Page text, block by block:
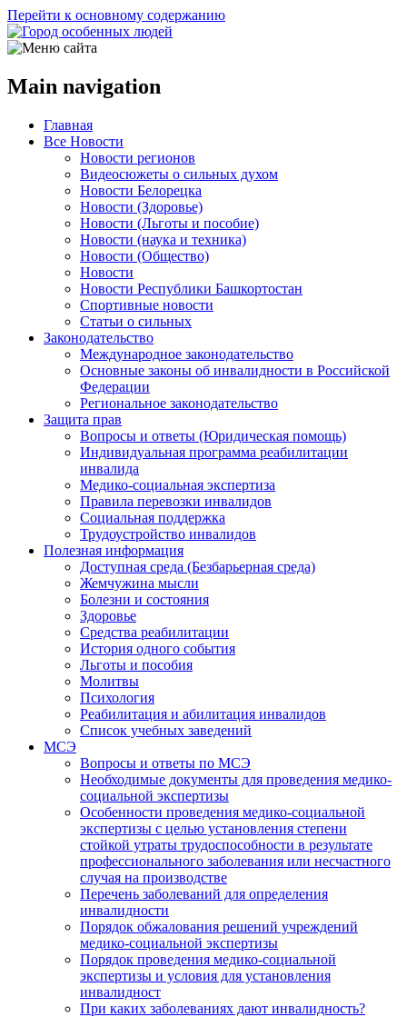
Перейти к основному содержанию
Main navigation
Главная
Все Новости
Новости регионов
Видеосюжеты о сильных духом
Новости Белорецка
Новости (Здоровье)
Новости (Льготы и пособие)
Новости (наука и техника)
Новости (Общество)
Новости
Новости Республики Башкортостан
Спортивные новости
Статьи о сильных
Законодательство
Международное законодательство
Основные законы об инвалидности в Российской
Федерации
Региональное законодательство
Защита прав
Вопросы и ответы (Юридическая помощь)
Индивидуальная программа реабилитации
инвалида
Медико-социальная экспертиза
Правила перевозки инвалидов
Социальная поддержка
Трудоустройство инвалидов
Полезная информация
Доступная среда (Безбарьерная среда)
Жемчужина мысли
Болезни и состояния
Здоровье
Средства реабилитации
История одного события
Льготы и пособия
Молитвы
Психология
Реабилитация и абилитация инвалидов
Список учебных заведений
МСЭ
Вопросы и ответы по МСЭ
Необходимые документы для проведения медико-
социальной экспертизы
Особенности проведения медико-социальной
экспертизы с целью установления степени
стойкой утраты трудоспособности в результате
профессионального заболевания или несчастного
случая на производстве
Перечень заболеваний для определения
инвалидности
Порядок обжалования решений учреждений
медико-социальной экспертизы
Порядок проведения медико-социальной
экспертизы и условия для установления
инвалидност
При каких заболеваниях дают инвалидность?